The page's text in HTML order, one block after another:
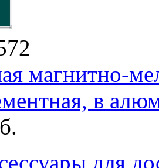
магнитно-
в
для